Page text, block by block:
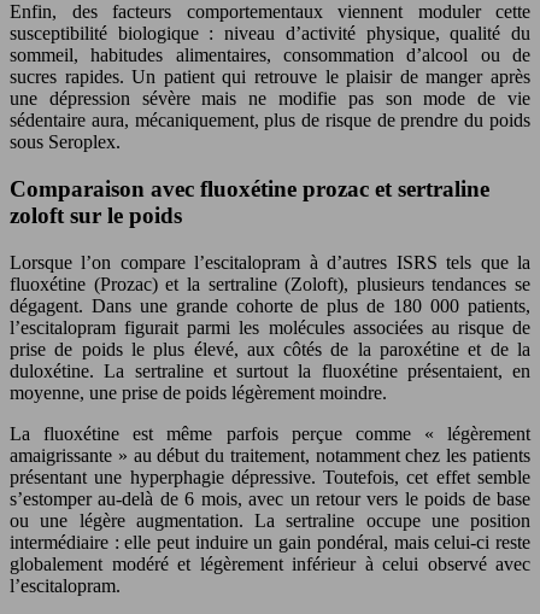
Enfin, des facteurs comportementaux viennent moduler cette
susceptibilité biologique : niveau d’activité physique, qualité du
sommeil, habitudes alimentaires, consommation d’alcool ou de
sucres rapides. Un patient qui retrouve le plaisir de manger après
une dépression sévère mais ne modifie pas son mode de vie
sédentaire aura, mécaniquement, plus de risque de prendre du poids
sous Seroplex.
Comparaison avec fluoxétine prozac et sertraline
zoloft sur le poids
Lorsque l’on compare l’escitalopram à d’autres ISRS tels que la
fluoxétine (Prozac) et la sertraline (Zoloft), plusieurs tendances se
dégagent. Dans une grande cohorte de plus de 180 000 patients,
l’escitalopram figurait parmi les molécules associées au risque de
prise de poids le plus élevé, aux côtés de la paroxétine et de la
duloxétine. La sertraline et surtout la fluoxétine présentaient, en
moyenne, une prise de poids légèrement moindre.
La fluoxétine est même parfois perçue comme « légèrement
amaigrissante » au début du traitement, notamment chez les patients
présentant une hyperphagie dépressive. Toutefois, cet effet semble
s’estomper au-delà de 6 mois, avec un retour vers le poids de base
ou une légère augmentation. La sertraline occupe une position
intermédiaire : elle peut induire un gain pondéral, mais celui-ci reste
globalement modéré et légèrement inférieur à celui observé avec
l’escitalopram.